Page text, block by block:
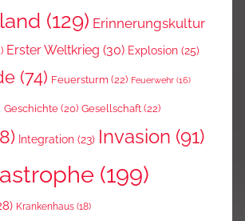
(129) Erinnerungskultur
Erster Weltkrieg (30) Explosion (25)
(74) Feuersturm (22) Feuerwehr (16)
Geschichte (20) Gesellschaft(22)
Integration (23) Invasion (91)
(199)
Krankenhaus (18)